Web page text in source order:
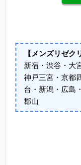
【メンズリゼク
新宿・渋谷・大
神戸三宮・京都
台・新潟・広島
郡山